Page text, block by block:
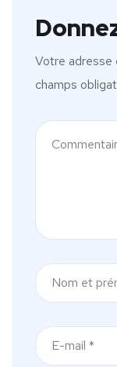
Votre adresse
champs